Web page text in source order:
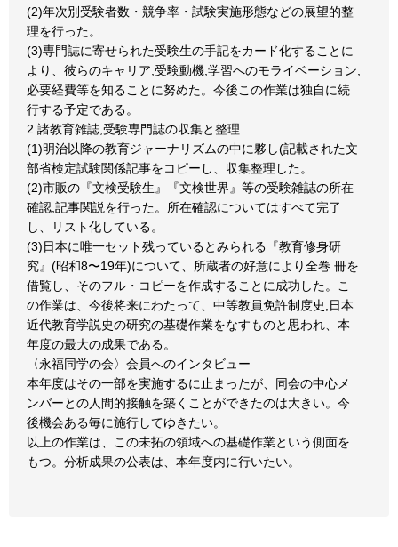
(2)年次別受験者数・競争率・試験実施形態などの展望的整
理を行った。
(3)専門誌に寄せられた受験生の手記をカード化することに
より、彼らのキャリア,受験動機,学習へのモライベーション,
必要経費等を知ることに努めた。今後この作業は独自に続
行する予定である。
2 諸教育雑誌,受験専門誌の収集と整理
(1)明治以降の教育ジャーナリズムの中に夥し(記載された文
部省検定試験関係記事をコピーし、収集整理した。
(2)市販の『文検受験生』『文検世界』等の受験雑誌の所在
確認,記事関説を行った。所在確認についてはすべて完了
し、リスト化している。
(3)日本に唯一セット残っているとみられる『教育修身研
究』(昭和8〜19年)について、所蔵者の好意により全巻 冊を
借覧し、そのフル・コピーを作成することに成功した。こ
の作業は、今後将来にわたって、中等教員免許制度史,日本
近代教育学説史の研究の基礎作業をなすものと思われ、本
年度の最大の成果である。
〈永福同学の会〉会員へのインタビュー
本年度はその一部を実施するに止まったが、同会の中心メ
ンバーとの人間的接触を築くことができたのは大きい。今
後機会ある毎に施行してゆきたい。
以上の作業は、この未拓の領域への基礎作業という側面を
もつ。分析成果の公表は、本年度内に行いたい。